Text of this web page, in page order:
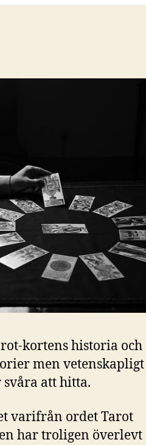
kortens historia och
men vetenskapligt
att hitta.
varifrån ordet Tarot
har troligen överlevt